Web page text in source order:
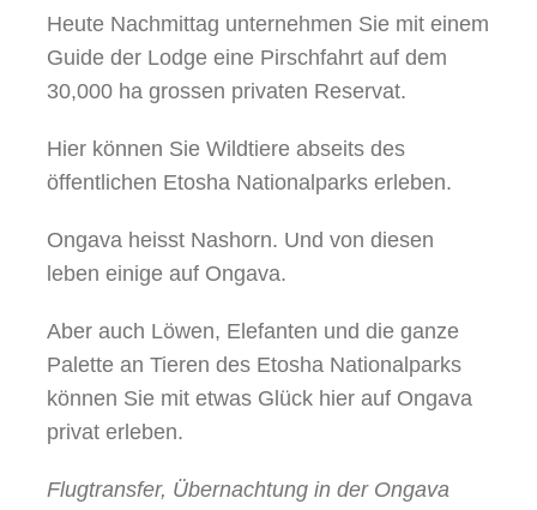
Heute Nachmittag unternehmen Sie mit einem
Guide der Lodge eine Pirschfahrt auf dem
30,000 ha grossen privaten Reservat.
Hier können Sie Wildtiere abseits des
öffentlichen Etosha Nationalparks erleben.
Ongava heisst Nashorn. Und von diesen
leben einige auf Ongava.
Aber auch Löwen, Elefanten und die ganze
Palette an Tieren des Etosha Nationalparks
können Sie mit etwas Glück hier auf Ongava
privat erleben.
Flugtransfer, Übernachtung in der Ongava